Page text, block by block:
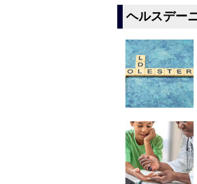
ヘルスデー